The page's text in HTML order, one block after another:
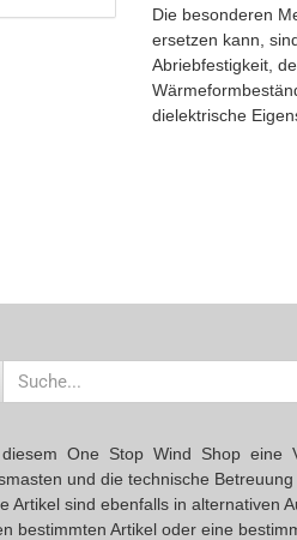
Die besonderen
ersetzen kann,
Abriebfestigkeit,
dielektrische
One Stop Wind Shop eine
und die technische
Artikel sind ebenfalls in alternativen
bestimmten Artikel oder eine